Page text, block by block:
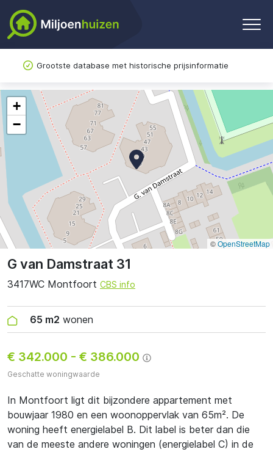
Grootste database met historische prijsinformatie
G van Damstraat 31
3417WC Montfoort CBS info
65 m2 wonen
€ 342.000 - € 386.000
Geschatte woningwaarde
In Montfoort ligt dit bijzondere appartement met
bouwjaar 1980 en een woonoppervlak van 65m². De
woning heeft energielabel B. Dit label is beter dan die
van de meeste andere woningen (energielabel C) in de
+
−
©OpenStreetMap